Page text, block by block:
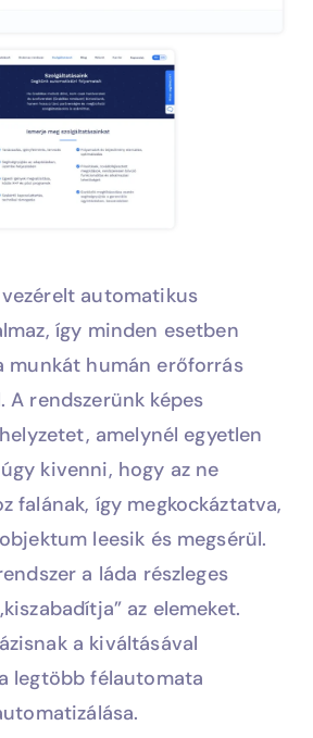
automatikus
így minden esetben
munkát humán erőforrás
A rendszerünk képes
amelynél egyetlen
kivenni, hogy az ne
falának, így megkockáztatva,
leesik és megsérül.
a láda részleges
az elemeket.
a kiváltásával
legtöbb félautomata